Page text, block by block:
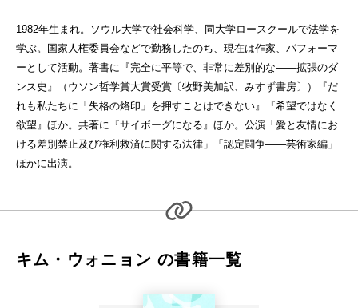
1982年生まれ。ソウル大学で社会科学、同大学ロースクールで法学を
学ぶ。国家人権委員会などで勤務したのち、現在は作家、パフォーマ
ーとして活動。著書に『完全に平等で、非常に差別的な――拡張のダ
ンス史』（ウソン哲学賞大賞受賞〔牧野美加訳、みすず書房〕）『だ
れも私たちに「失格の烙印」を押すことはできない』『希望ではなく
欲望』ほか。共著に『サイボーグになる』ほか。公演「愛と友情にお
ける差別禁止及び権利救済に関する法律」「認定闘争――芸術家編」
ほかに出演。
キム・ウォニョン の書籍一覧